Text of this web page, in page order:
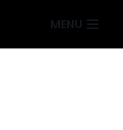
MENU